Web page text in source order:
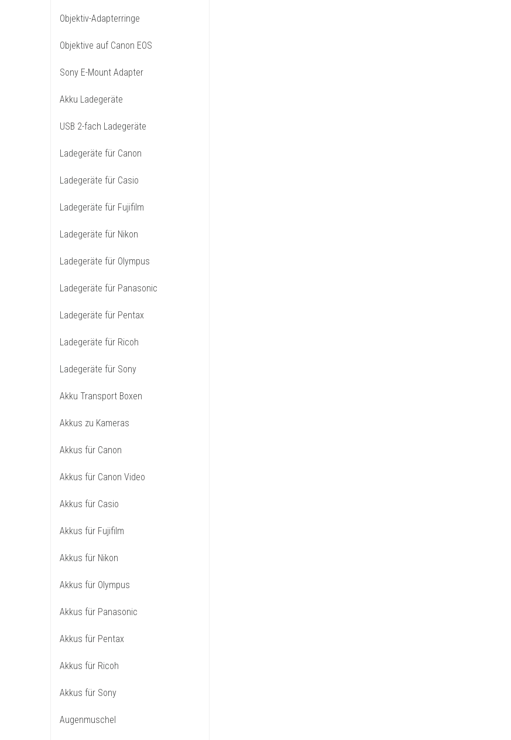
Objektiv-Adapterringe
Objektive auf Canon EOS
Sony E-Mount Adapter
Akku Ladegeräte
USB 2-fach Ladegeräte
Ladegeräte für Canon
Ladegeräte für Casio
Ladegeräte für Fujifilm
Ladegeräte für Nikon
Ladegeräte für Olympus
Ladegeräte für Panasonic
Ladegeräte für Pentax
Ladegeräte für Ricoh
Ladegeräte für Sony
Akku Transport Boxen
Akkus zu Kameras
Akkus für Canon
Akkus für Canon Video
Akkus für Casio
Akkus für Fujifilm
Akkus für Nikon
Akkus für Olympus
Akkus für Panasonic
Akkus für Pentax
Akkus für Ricoh
Akkus für Sony
Augenmuschel